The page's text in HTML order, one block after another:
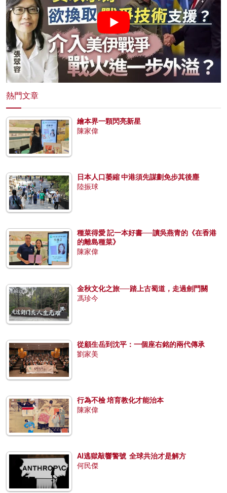
熱門文章
繪本界一顆閃亮新星
陳家偉
日本人口萎縮 中港須先謀劃免步其後塵
陸振球
種菜得愛 記一本好書──讀吳燕青的《在香港
的離島種菜》
陳家偉
金秋文化之旅──踏上古蜀道，走過劍門關
馮珍今
從顧生岳到沈平：一個座右銘的兩代傳承
劉家美
行為不檢 培育教化才能治本
陳家偉
AI逃獄敲響警號 全球共治才是解方
何民傑